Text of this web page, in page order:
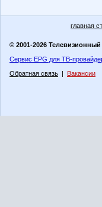
главная
© 2001-2026
Сервис EPG для ТВ-
Обратная связь | Вакансии